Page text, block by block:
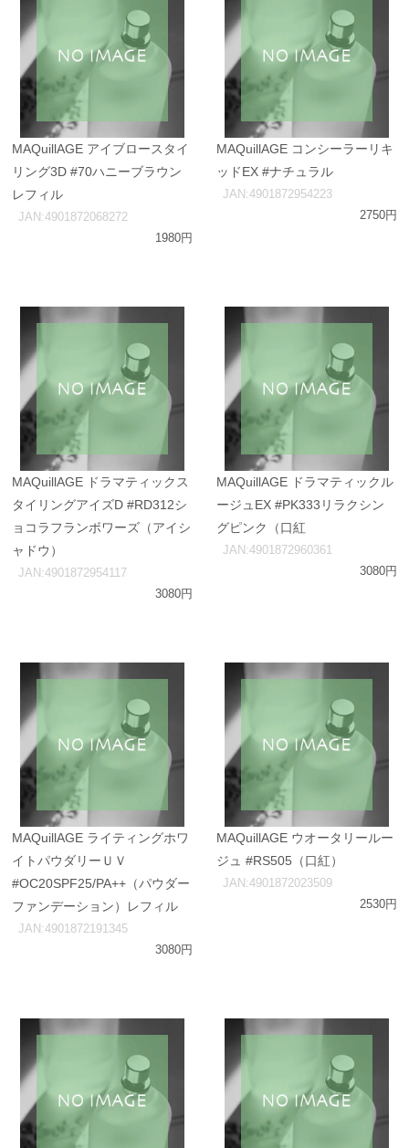
MAQuillAGE アイブロースタイ
リング3D #70ハニーブラウン
レフィル
JAN:4901872068272
1980円
MAQuillAGE コンシーラーリキ
ッドEX #ナチュラル
JAN:4901872954223
2750円
MAQuillAGE ドラマティックス
タイリングアイズD #RD312シ
ョコラフランボワーズ（アイシ
ャドウ）
JAN:4901872954117
3080円
MAQuillAGE ドラマティックル
ージュEX #PK333リラクシン
グピンク（口紅
JAN:4901872960361
3080円
MAQuillAGE ライティングホワ
イトパウダリーＵＶ
#OC20SPF25/PA++（パウダー
ファンデーション）レフィル
JAN:4901872191345
3080円
MAQuillAGE ウオータリールー
ジュ #RS505（口紅）
JAN:4901872023509
2530円